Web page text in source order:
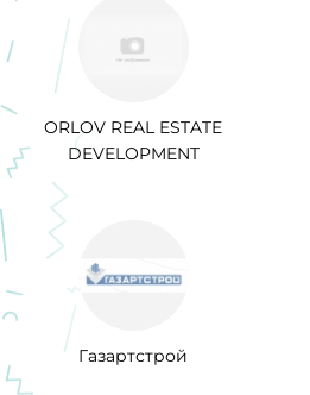
ORLOV REAL ESTATE
DEVELOPMENT
Газартстрой